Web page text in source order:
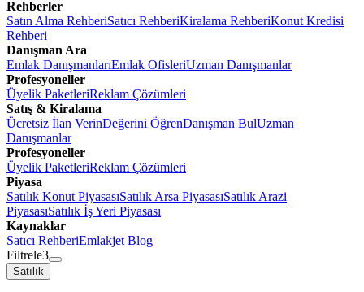
Rehberler
Satın Alma RehberiSatıcı RehberiKiralama RehberiKonut Kredisi
Rehberi
Danışman Ara
Emlak DanışmanlarıEmlak OfisleriUzman Danışmanlar
Profesyoneller
Üyelik PaketleriReklam Çözümleri
Satış & Kiralama
Ücretsiz İlan VerinDeğerini ÖğrenDanışman BulUzman
Danışmanlar
Profesyoneller
Üyelik PaketleriReklam Çözümleri
Piyasa
Satılık Konut PiyasasıSatılık Arsa PiyasasıSatılık Arazi
PiyasasıSatılık İş Yeri Piyasası
Kaynaklar
Satıcı RehberiEmlakjet Blog
Filtrele3
Satılık